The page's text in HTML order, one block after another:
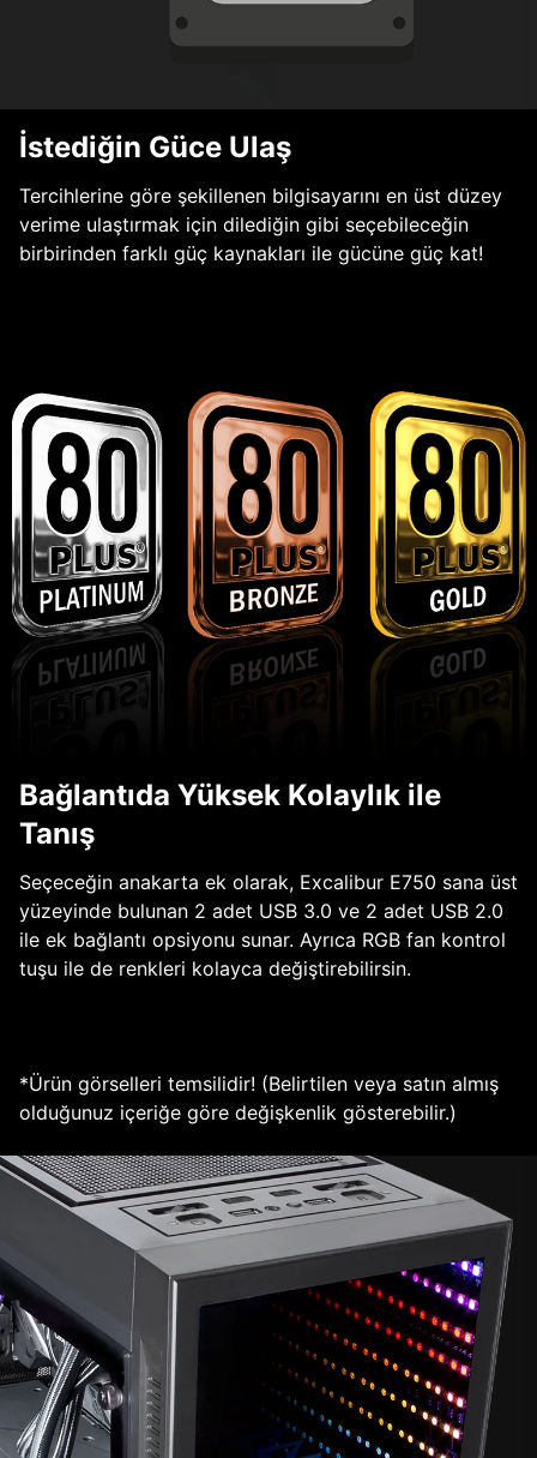
İstediğin Güce Ulaş
Tercihlerine göre şekillenen bilgisayarını en üst düzey
verime ulaştırmak için dilediğin gibi seçebileceğin
birbirinden farklı güç kaynakları ile gücüne güç kat!
Bağlantıda Yüksek Kolaylık ile
Tanış
Seçeceğin anakarta ek olarak, Excalibur E750 sana üst
yüzeyinde bulunan 2 adet USB 3.0 ve 2 adet USB 2.0
ile ek bağlantı opsiyonu sunar. Ayrıca RGB fan kontrol
tuşu ile de renkleri kolayca değiştirebilirsin.
*Ürün görselleri temsilidir! (Belirtilen veya satın almış
olduğunuz içeriğe göre değişkenlik gösterebilir.)